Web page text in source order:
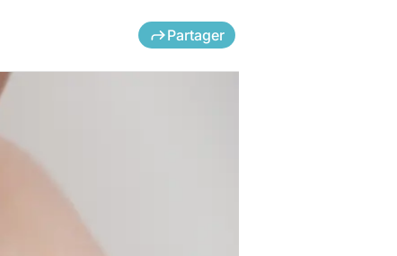
Partager